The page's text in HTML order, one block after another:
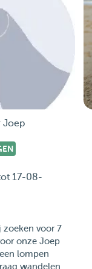
Joep
17-08-
zoeken voor 7
onze Joep
lompen
wandelen